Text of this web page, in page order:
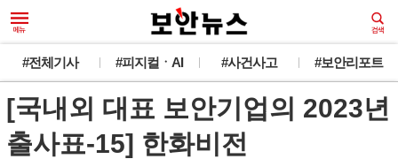
#전체기사 #피지컬ㆍAI #사건사고 #보안리포트
[국내외 대표 보안기업의 2023년
출사표-15] 한화비전